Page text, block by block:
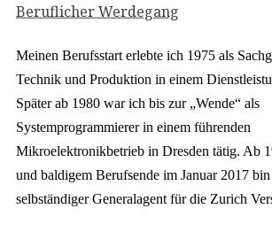
Beruflicher Werdegang
Meinen Berufsstart erlebte ich 1975 als
Technik und Produktion in einem
Später ab 1980 war ich bis zur „Wende“ als
Systemprogrammierer in einem führenden
Mikroelektronikbetrieb in Dresden tätig. Ab
und baldigem Berufsende im Januar 2017
selbständiger Generalagent für die Zurich